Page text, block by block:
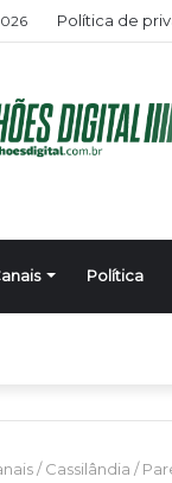
Política de
Política
/ Cassilândia /